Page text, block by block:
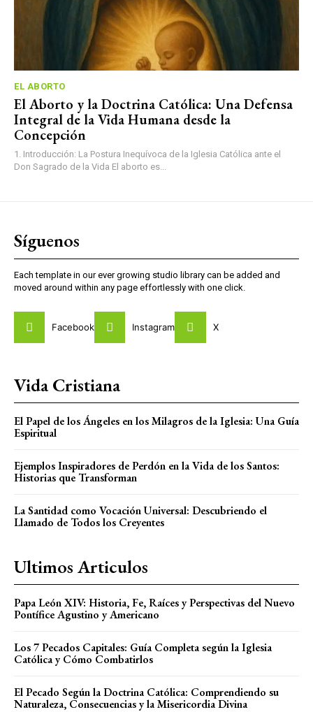
EL ABORTO
El Aborto y la Doctrina Católica: Una Defensa
Integral de la Vida Humana desde la
Concepción
1. Introducción: La Postura Inequívoca de la Iglesia Católica ante el
Don Sagrado de la Vida El aborto es...
Síguenos
Each template in our ever growing studio library can be added and
moved around within any page effortlessly with one click.
Facebook Instagram X
Vida Cristiana
El Papel de los Ángeles en los Milagros de la Iglesia: Una Guía
Espiritual
Ejemplos Inspiradores de Perdón en la Vida de los Santos:
Historias que Transforman
La Santidad como Vocación Universal: Descubriendo el
Llamado de Todos los Creyentes
Ultimos Articulos
Papa León XIV: Historia, Fe, Raíces y Perspectivas del Nuevo
Pontífice Agustino y Americano
Los 7 Pecados Capitales: Guía Completa según la Iglesia
Católica y Cómo Combatirlos
El Pecado Según la Doctrina Católica: Comprendiendo su
Naturaleza, Consecuencias y la Misericordia Divina